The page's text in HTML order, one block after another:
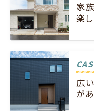
家
楽
広
が